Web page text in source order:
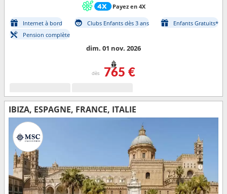
Payez en 4X
Internet à bord Clubs Enfants dès 3 ans
Enfants Gratuits*
Pension complète
dim. 01 nov. 2026
dès 765 €
IBIZA, ESPAGNE, FRANCE, ITALIE